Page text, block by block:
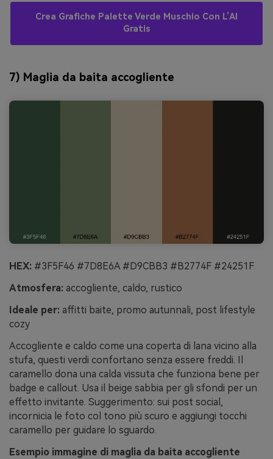
Crea Grafiche Palette Verde Muschio Con L’AI
Gratis
7) Maglia da baita accogliente
HEX: #3F5F46 #7D8E6A #D9CBB3 #B2774F #24251F
Atmosfera: accogliente, caldo, rustico
Ideale per: affitti baite, promo autunnali, post lifestyle
cozy
Accogliente e caldo come una coperta di lana vicino alla
stufa, questi verdi confortano senza essere freddi. Il
caramello dona una calda vissuta che funziona bene per
badge e callout. Usa il beige sabbia per gli sfondi per un
effetto invitante. Suggerimento: sui post social,
incornicia le foto col tono più scuro e aggiungi tocchi
caramello per guidare lo sguardo.
Esempio immagine di maglia da baita accogliente